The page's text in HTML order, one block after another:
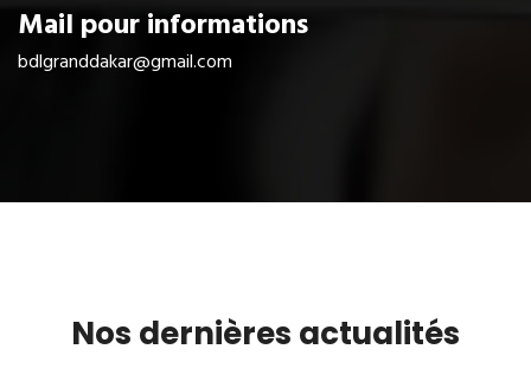
Mail pour informations
bdlgranddakar@gmail.com
Nos dernières actualités